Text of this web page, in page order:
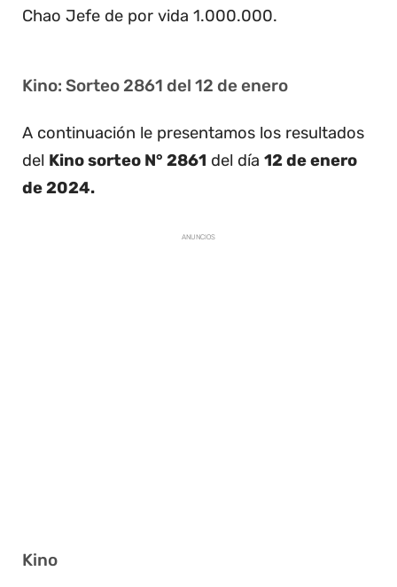
Chao Jefe de por vida 1.000.000.
Kino: Sorteo 2861 del 12 de enero
A continuación le presentamos los resultados
del Kino sorteo N° 2861 del día 12 de enero
de 2024.
ANUNCIOS
Kino